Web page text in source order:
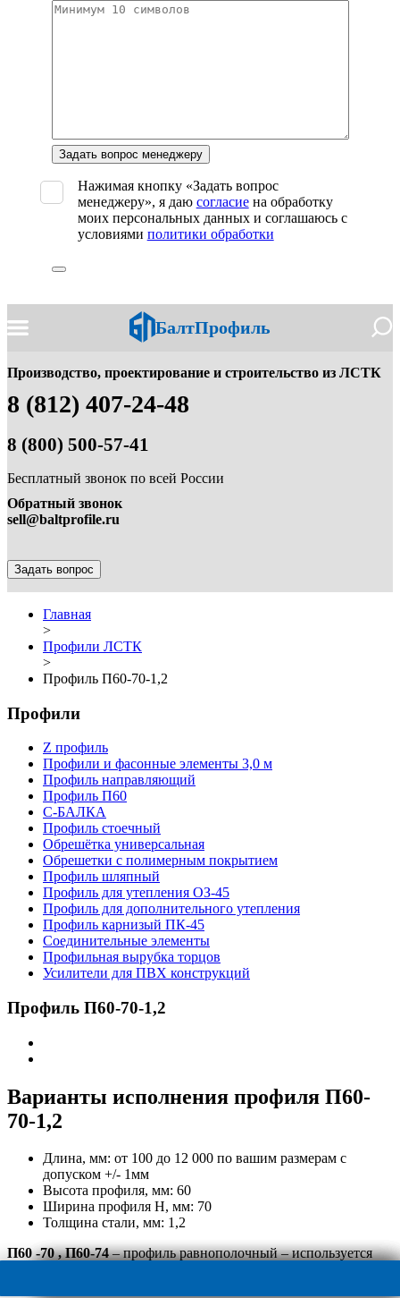
Оставьте
это
поле
пустым.
Нажимая кнопку «Задать вопрос
менеджеру», я даю согласиена обработку
моих персональных данных и соглашаюсь с
условиями политики обработки
БалтПрофиль
Производство, проектирование и строительство из ЛСТК
8 (812) 407-24-48
8 (800) 500-57-41
Бесплатный звонок по всей России
Обратный звонок
sell@baltprofile.ru
Задать вопрос
Главная
>
Профили ЛСТК
>
Профиль П60-70-1,2
Профили
Z профиль
Профили и фасонные элементы 3,0 м
Профиль направляющий
Профиль П60
С-БАЛКА
Профиль стоечный
Обрешётка универсальная
Обрешетки с полимерным покрытием
Профиль шляпный
Профиль для утепления ОЗ-45
Профиль для дополнительного утепления
Профиль карнизый ПК-45
Соединительные элементы
Профильная вырубка торцов
Усилители для ПВХ конструкций
Профиль П60-70-1,2
Варианты исполнения профиля П60-
70-1,2
Длина, мм: от 100 до 12 000 по вашим размерам с
допуском +/- 1мм
Высота профиля, мм: 60
Ширина профиля H, мм: 70
Толщина стали, мм: 1,2
П60 -70 , П60-74– профиль равнополочный – используется